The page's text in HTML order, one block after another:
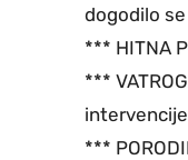
dogodilo
*** HITNA
***
***